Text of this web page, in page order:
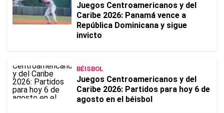
Juegos Centroamericanos y del
Caribe 2026: Panamá vence a
República Dominicana y sigue
invicto
BÉISBOL
Juegos Centroamericanos y del
Caribe 2026: Partidos para hoy 6 de
agosto en el béisbol